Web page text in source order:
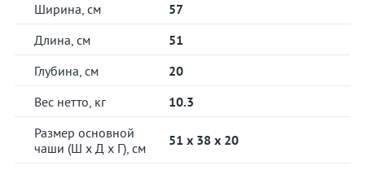
Ширина, см
57
Длина, см
51
Глубина, см
20
Вес нетто, кг
10.3
Размер основной
чаши (Ш х Д х Г), см
51 x 38 x 20